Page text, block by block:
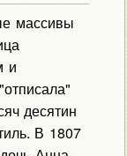
массивы
и
десятин
В 1807